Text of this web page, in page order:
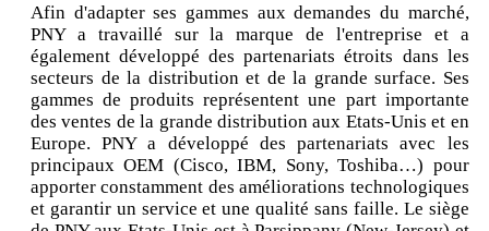
Afin d'adapter ses gammes aux demandes du marché,
PNY a travaillé sur la marque de l'entreprise et a
également développé des partenariats étroits dans les
secteurs de la distribution et de la grande surface. Ses
gammes de produits représentent une part importante
des ventes de la grande distribution aux Etats-Unis et en
Europe. PNY a développé des partenariats avec les
principaux OEM (Cisco, IBM, Sony, Toshiba…) pour
apporter constamment des améliorations technologiques
et garantir un service et une qualité sans faille. Le siège